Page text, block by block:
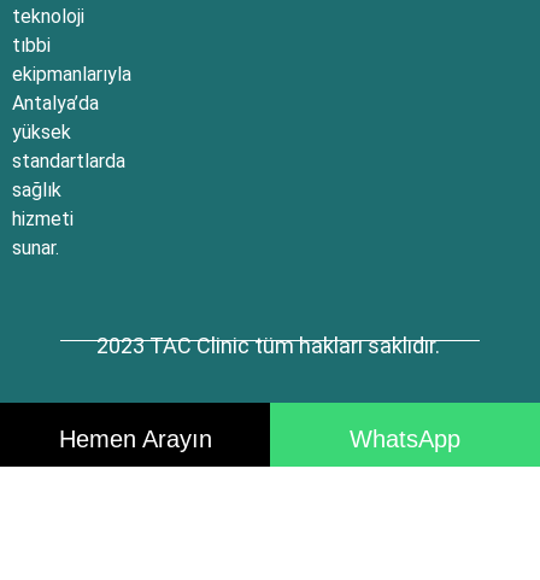
teknoloji
tıbbi
ekipmanlarıyla
Antalya’da
yüksek
standartlarda
sağlık
hizmeti
sunar.
2023 TAC Clinic tüm hakları saklıdır.
Hemen Arayın WhatsApp